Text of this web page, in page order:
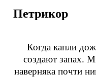
Петрикор
Когда капли
создают запах.
наверняка почти